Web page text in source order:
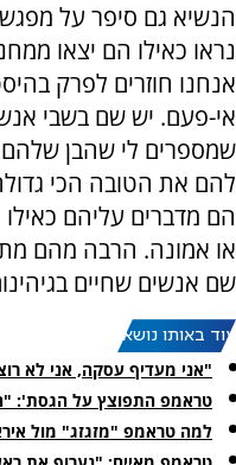
הנשיא גם סיפר על
נראו כאילו הם יצאו
אנחנו חוזרים לפרק
אי-פעם. יש שם בשבי
שמספרים לי שהבן
להם את הטובה הכי
הם מדברים עליהם
או אמונה. הרבה מהם
שם אנשים שחיים
עוד באותו נושא:
"אני מעדיף עסקה, אני לא
טראמפ התפוצץ על הגסת':
למה טראמפ "מזגזג" מול